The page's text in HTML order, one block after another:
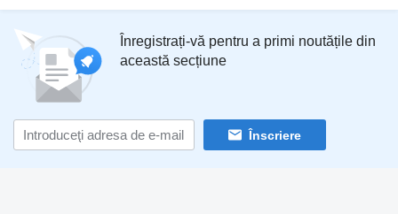
Înregistrați-vă pentru a primi noutățile din
această secțiune
Înscriere